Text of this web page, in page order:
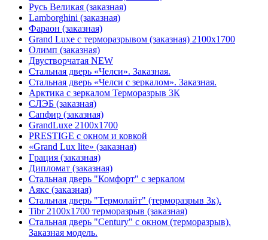
Русь Великая (заказная)
Lamborghini (заказная)
Фараон (заказная)
Grand Luxe с терморазрывом (заказная) 2100х1700
Олимп (заказная)
Двустворчатая NEW
Стальная дверь «Челси». Заказная.
Стальная дверь «Челси с зеркалом». Заказная.
Арктика с зеркалом Терморазрыв 3К
СЛЭБ (заказная)
Сапфир (заказная)
GrandLuxe 2100х1700
PRESTIGE с окном и ковкой
«Grand Lux lite» (заказная)
Гpация (заказная)
Дипломат (заказная)
Стальная дверь "Комфорт" с зеркалом
Аякс (заказная)
Стальная дверь "Термолайт" (терморазрыв 3к).
Tibr 2100х1700 терморазрыв (заказная)
Стальная дверь "Century" с окном (терморазрыв).
Заказная модель.